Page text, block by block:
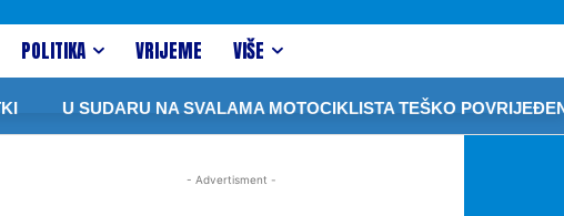
POLITIKA VRIJEME VIŠE
U SUDARU NA SVALAMA MOTOCIKLISTA TEŠKO POVRIJEĐEN
- Advertisment -